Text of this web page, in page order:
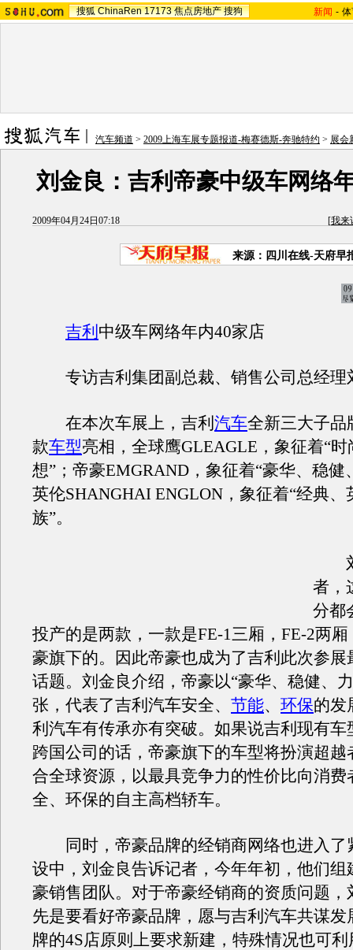
搜狐 ChinaRen 17173 焦点房地产 搜狗 新闻 -
汽车频道 > 2009上海车展专题报道-梅赛德斯-奔驰特约 > 展会
刘金良：吉利帝豪中级车网络
2009年04月24日07:18 [我来
来源：四川在线-天府早
吉利 中级车网络年内40家店
专访吉利集团副总裁、销售公司总经理
在本次车展上，吉利 汽车全新三大子品
款车型亮相，全球鹰GLEAGLE，象征着“
想”；帝豪EMGRAND，象征着“豪华、稳健
英伦SHANGHAI ENGLON，象征着“经典、
族”。
刘
者，
分都
投产的是两款，一款是FE-1三厢，FE-2两
豪旗下的。因此帝豪也成为了吉利此次参展
话题。刘金良介绍，帝豪以“豪华、稳健、
张，代表了吉利汽车安全、 节能、 环保的发
利汽车有传承亦有突破。如果说吉利现有车
跨国公司的话，帝豪旗下的车型将扮演超越
合全球资源，以最具竞争力的性价比向消费
全、环保的自主高档轿车。
同时，帝豪品牌的经销商网络也进入了
设中，刘金良告诉记者，今年年初，他们组
豪销售团队。对于帝豪经销商的资质问题，
先是要看好帝豪品牌，愿与吉利汽车共谋发
牌的4S店原则上要求新建，特殊情况也可